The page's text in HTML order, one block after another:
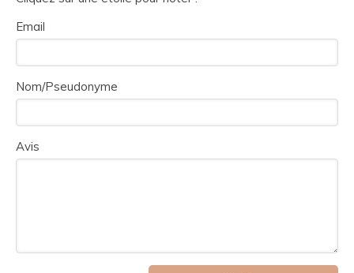
Email
Nom/Pseudonyme
Avis